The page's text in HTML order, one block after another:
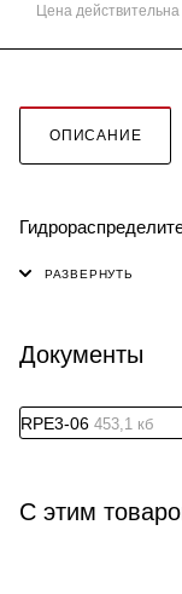
Цена
ОПИСАНИЕ
Документы
RPE3-06 453,1 кб
С этим